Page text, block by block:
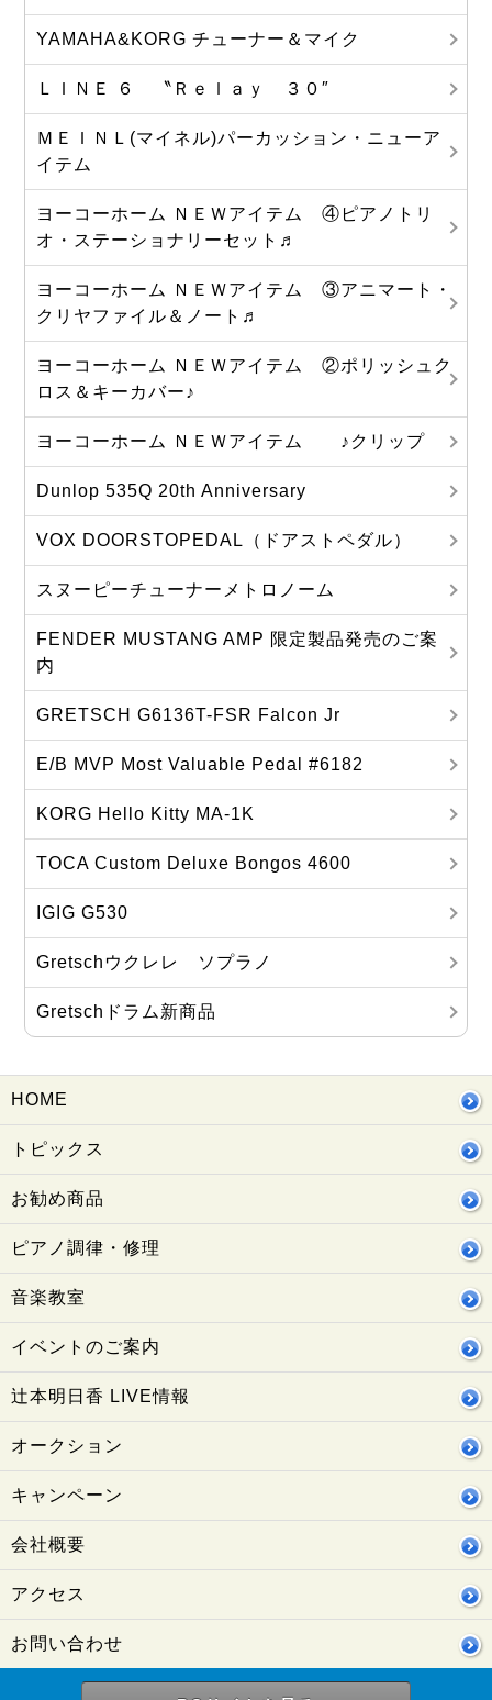
YAMAHA&KORG チューナー＆マイク
ＬＩＮＥ ６ 〝Ｒｅｌａｙ ３０″
ＭＥＩＮＬ(マイネル)パーカッション・ニューア
イテム
ヨーコーホーム ＮＥＷアイテム ④ピアノトリ
オ・ステーショナリーセット♬
ヨーコーホーム ＮＥＷアイテム ③アニマート・
クリヤファイル＆ノート♬
ヨーコーホーム ＮＥＷアイテム ②ポリッシュク
ロス＆キーカバー♪
ヨーコーホーム ＮＥＷアイテム ♪クリップ
Dunlop 535Q 20th Anniversary
VOX DOORSTOPEDAL（ドアストペダル）
スヌーピーチューナーメトロノーム
FENDER MUSTANG AMP 限定製品発売のご案
内
GRETSCH G6136T-FSR Falcon Jr
E/B MVP Most Valuable Pedal #6182
KORG Hello Kitty MA‐1K
TOCA Custom Deluxe Bongos 4600
IGIG G530
Gretschウクレレ ソプラノ
Gretschドラム新商品
HOME
トピックス
お勧め商品
ピアノ調律・修理
音楽教室
イベントのご案内
辻本明日香 LIVE情報
オークション
キャンペーン
会社概要
アクセス
お問い合わせ